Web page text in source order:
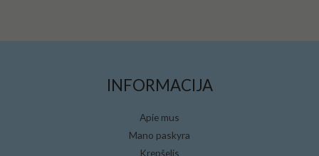
INFORMACIJA
Apie mus
Mano paskyra
Krepšelis